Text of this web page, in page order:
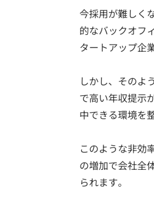
今採用が難しく
的なバックオフ
タートアップ企
しかし、そのよ
で高い年収提示
中できる環境を
このような非効
の増加で会社全
られます。